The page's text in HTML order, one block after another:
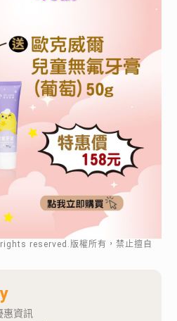
reserved.版權所有，禁止擅自
資訊